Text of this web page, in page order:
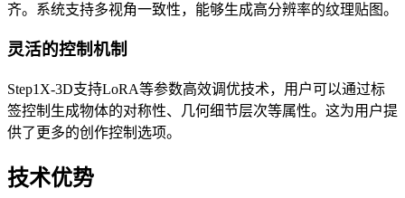
齐。系统支持多视角一致性，能够生成高分辨率的纹理贴图。
灵活的控制机制
Step1X-3D支持LoRA等参数高效调优技术，用户可以通过标
签控制生成物体的对称性、几何细节层次等属性。这为用户提
供了更多的创作控制选项。
技术优势